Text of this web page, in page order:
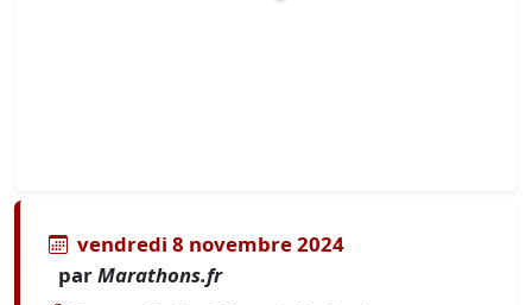
vendredi 8 novembre 2024
parMarathons.fr